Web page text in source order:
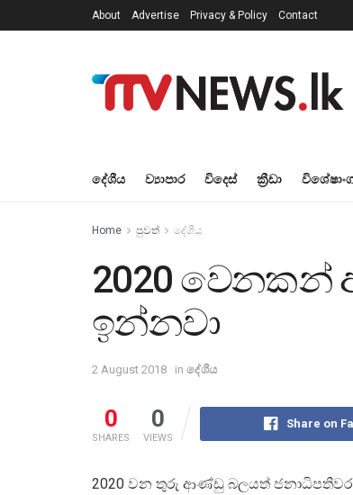
About Advertise Privacy & Policy Contact
දේශීය ව්‍යාපාර විදෙස් ක්‍රීඩා
Home පුවත් දේශීය
2020
ඉන්නවා
2 August 2018 in දේශීය
0
SHARES
0
VIEWS
Share on
2020 වන තුරු ආණ්ඩු බලයත්